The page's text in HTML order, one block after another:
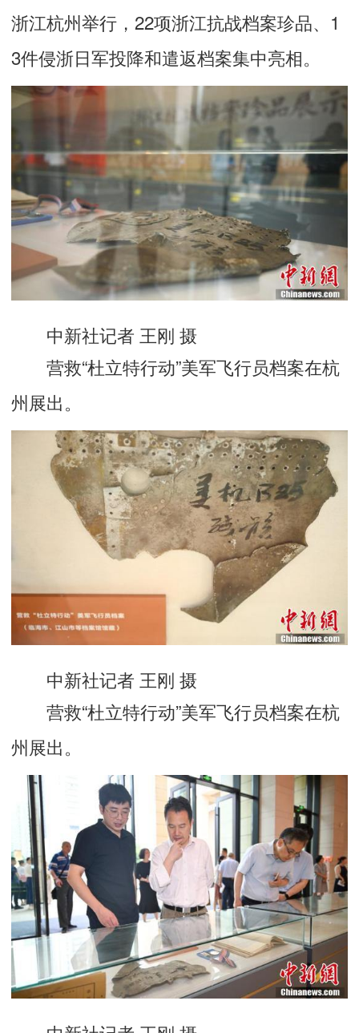
浙江杭州举行，22项浙江抗战档案珍品、1
3件侵浙日军投降和遣返档案集中亮相。
中新社记者 王刚 摄
营救“杜立特行动”美军飞行员档案在杭
州展出。
中新社记者 王刚 摄
营救“杜立特行动”美军飞行员档案在杭
州展出。